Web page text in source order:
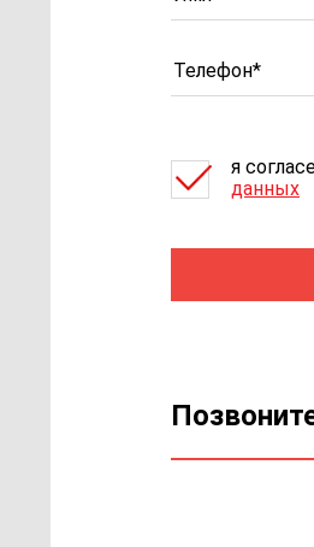
я
данных